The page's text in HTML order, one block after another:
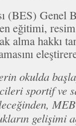
(BES) Genel
eğitimi,
hakkı
okulda
sportif ve
gelişimi